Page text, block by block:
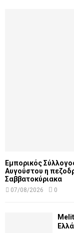
Εμπορικός
Αυγούστου η
Σαββατοκύριακα
07/08/2026 0